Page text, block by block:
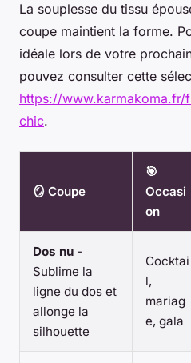
La souplesse du tissu
coupe maintient la forme.
idéale lors de votre
pouvez consulter cette
https://
chic.
🪞 Coupe
🎯
Occasi
on
Dos nu -
Sublime la
ligne du dos et
allonge la
silhouette
Cocktai
l,
mariag
e, gala